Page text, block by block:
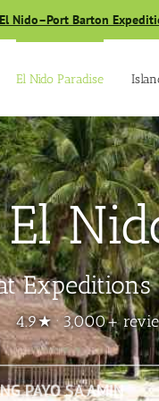
El Nido–Port Barton
El Nido Paradise
El
4.9★ · 3,000+
PAYO SA AMIN